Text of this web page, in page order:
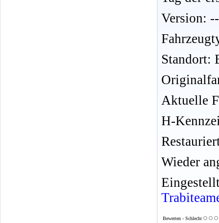
Version:
Standort:
Aktuelle
H-
Wieder
Bewerten - Schlecht